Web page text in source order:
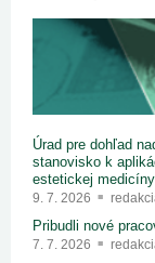
Úrad pre dohľad
stanovisko k
estetickej medicíny
9. 7. 2026
Pribudli nové
7. 7. 2026